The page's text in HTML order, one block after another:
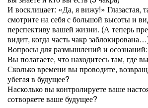
И восклицает: «Да, я вижу!» Глазастая,
смотрите на себя с большой высоты и
перспективу вашей жизни. (А теперь
видит, когда часть чакр
Вопросы для размышлений и осознаний:
Вы полагаете, что находитесь там, где
Сколько времени вы проводите,
убегая в будущее?
Насколько вы контролируете ваше
сотворяете ваше будущее?